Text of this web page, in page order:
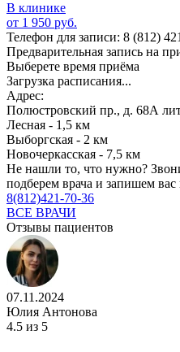
В клинике
от 1 950 руб.
Телефон для записи: 8 (812)
Предварительная запись на
Выберете время приёма
Загрузка расписания...
Адрес:
Полюстровский пр., д. 68А
Лесная - 1,5 км
Выборгская - 2 км
Новочеркасская - 7,5 км
Не нашли то, что нужно?
подберем врача и запишем
8(812)421-70-36
ВСЕ ВРАЧИ
Отзывы пациентов
07.11.2024
Юлия Антонова
4.5 из 5